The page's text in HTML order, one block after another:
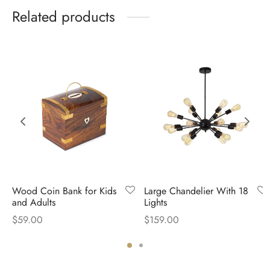
Related products
Wood Coin Bank for Kids
and Adults
$59.00
Large Chandelier With 18
Lights
$159.00